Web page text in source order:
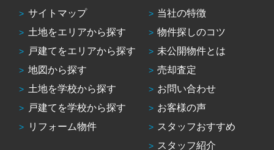
サイトマップ
土地をエリアから探す
戸建てをエリアから探す
地図から探す
土地を学校から探す
戸建てを学校から探す
リフォーム物件
当社の特徴
物件探しのコツ
未公開物件とは
売却査定
お問い合わせ
お客様の声
スタッフおすすめ
スタッフ紹介